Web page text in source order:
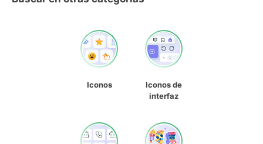
Iconos
Iconos de
interfaz